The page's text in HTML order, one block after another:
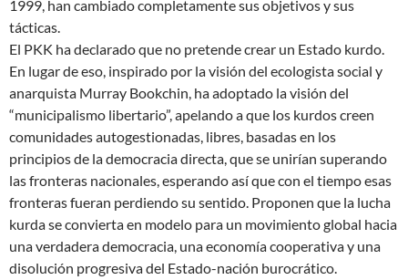
1999, han cambiado completamente sus objetivos y sus
tácticas.
El PKK ha declarado que no pretende crear un Estado kurdo.
En lugar de eso, inspirado por la visión del ecologista social y
anarquista Murray Bookchin, ha adoptado la visión del
“municipalismo libertario”, apelando a que los kurdos creen
comunidades autogestionadas, libres, basadas en los
principios de la democracia directa, que se unirían superando
las fronteras nacionales, esperando así que con el tiempo esas
fronteras fueran perdiendo su sentido. Proponen que la lucha
kurda se convierta en modelo para un movimiento global hacia
una verdadera democracia, una economía cooperativa y una
disolución progresiva del Estado-nación burocrático.